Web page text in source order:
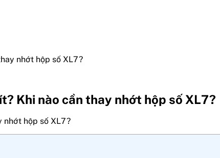
nhớt hộp số XL7?
Khi nào cần thay nhớt hộp số XL7?